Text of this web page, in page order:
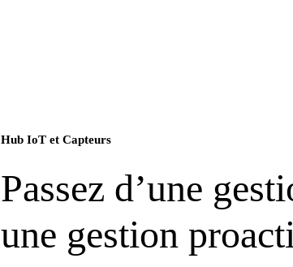
Hub IoT et Capteurs
Passez d’une
une gestion